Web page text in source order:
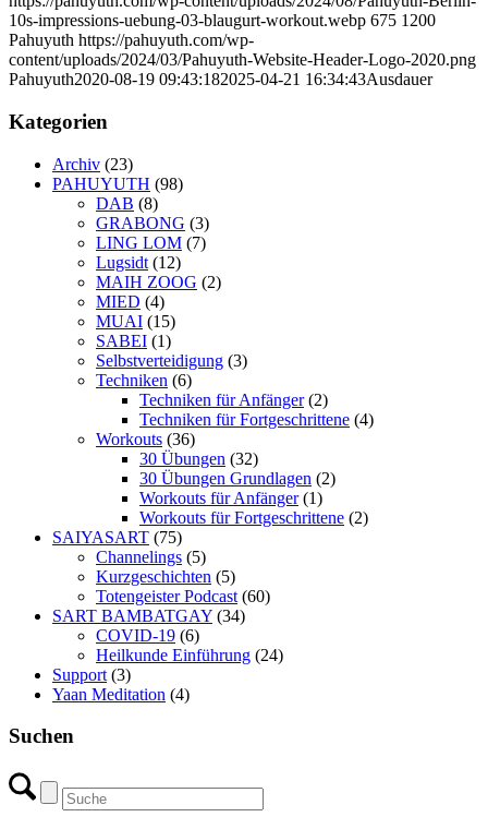
10s-impressions-uebung-03-blaugurt-workout.webp 675 1200
Pahuyuth https://pahuyuth.com/wp-
content/uploads/2024/03/Pahuyuth-Website-Header-Logo-2020.png
Pahuyuth2020-08-19 09:43:182025-04-21 16:34:43Ausdauer
Kategorien
Archiv (23)
PAHUYUTH (98)
DAB (8)
GRABONG (3)
LING LOM (7)
Lugsidt (12)
MAIH ZOOG (2)
MIED (4)
MUAI (15)
SABEI (1)
Selbstverteidigung (3)
Techniken (6)
Techniken für Anfänger(2)
Techniken für Fortgeschrittene (4)
Workouts (36)
30 Übungen (32)
30 Übungen Grundlagen (2)
Workouts für Anfänger(1)
Workouts für Fortgeschrittene (2)
SAIYASART (75)
Channelings (5)
Kurzgeschichten (5)
Totengeister Podcast (60)
SART BAMBATGAY (34)
COVID-19 (6)
Heilkunde Einführung (24)
Support (3)
Yaan Meditation (4)
Suchen